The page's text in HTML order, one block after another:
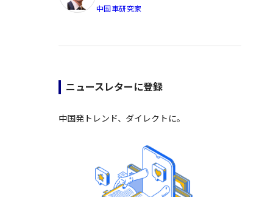
中国車研究家
ニュースレターに登録
中国発トレンド、ダイレクトに。